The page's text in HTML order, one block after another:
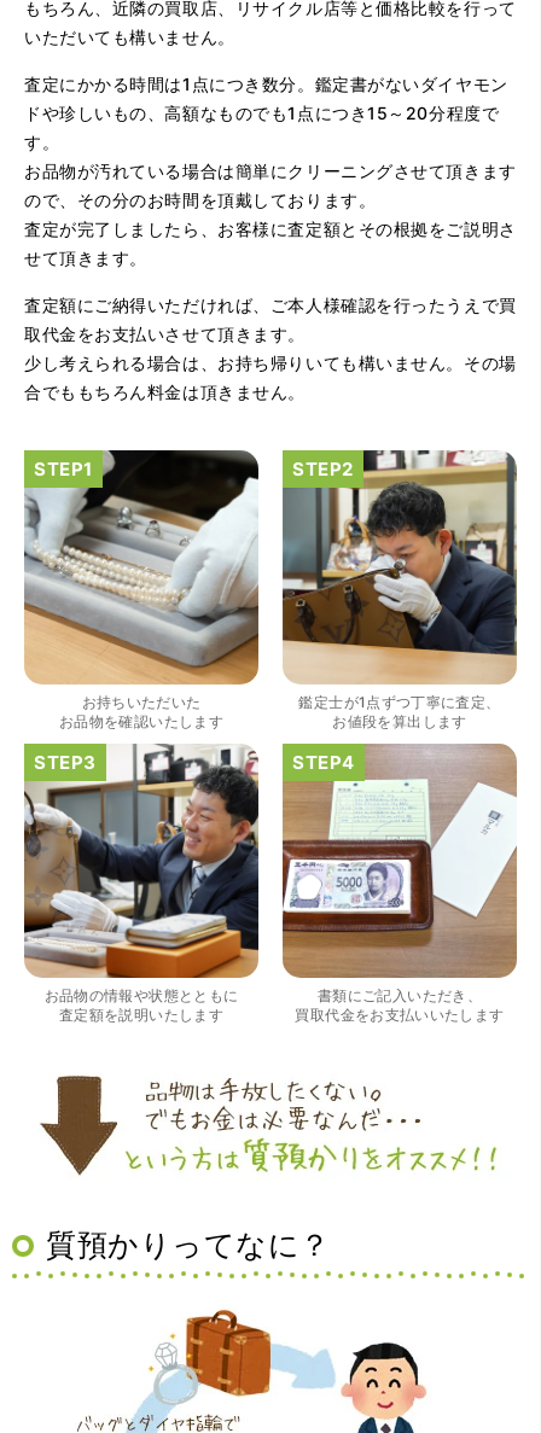
して利用できた。また、思ったよりも高額だったので助か
りました。
（大阪府大阪市）とてもプロな鑑定士さんがいて的確にア
なって頂いてありがとうございます! お店の雰囲気もやらし
さがなく、とても入ってゆっくりできる落ちついた敷居の
高いお店です。また鑑定士さんに会いたいです。
（大阪府大阪市）きれいにして頂いたうえで質入れ金額を
出していただいたのが初めてで感動しました。
（大阪府大阪市）すごく丁寧に対応して頂きました。 ホー
ムページの皆様の評価がとても良かったので、質屋自体初
めての利用でしたが、対応して頂きました担当の方もすご
く良かったです。 これから質屋をご利用される方は是非オ
ススメです。
やすくとても良い時間になりました!!満足出来る買取です。
本当に有難う御座います!!
もちろん、近隣の買取店、リサイクル店等と価格比較を行って
いただいても構いません。
査定にかかる時間は1点につき数分。鑑定書がないダイヤモン
ドや珍しいもの、高額なものでも1点につき15～20分程度で
す。
お品物が汚れている場合は簡単にクリーニングさせて頂きます
ので、その分のお時間を頂戴しております。
査定が完了しましたら、お客様に査定額とその根拠をご説明さ
せて頂きます。
査定額にご納得いただければ、ご本人様確認を行ったうえで買
取代金をお支払いさせて頂きます。
少し考えられる場合は、お持ち帰りいても構いません。その場
合でももちろん料金は頂きません。
お持ちいただいた
お品物を確認いたします
鑑定士が1点ずつ丁寧に査定、
お値段を算出します
お品物の情報や状態とともに
査定額を説明いたします
書類にご記入いただき、
買取代金をお支払いいたします
質預かりってなに？